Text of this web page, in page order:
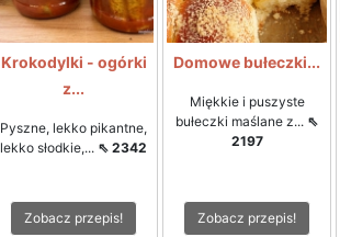
Krokodylki - ogórki
z...
Pyszne, lekko pikantne,
lekko słodkie,... ⇖ 2342
Zobacz przepis!
Domowe bułeczki...
Miękkie i puszyste
bułeczki maślane z... ⇖
2197
Zobacz przepis!